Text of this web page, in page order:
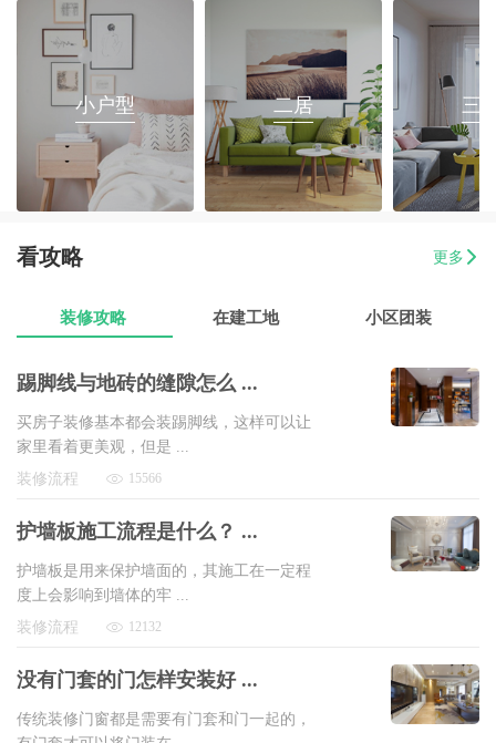
07-17 8万以上
曾女士 新澳城市花园3室1厅1卫 8万以上
07-17 方先生 金源华庭3室2厅1卫 8万以上
07-17 孙先生 海岸万和城4室2厅177平装修 8万以上
07-17
小户型 二居 三
看攻略 更多
装修攻略 在建工地 小区团装
踢脚线与地砖的缝隙怎么 ...
买房子装修基本都会装踢脚线，这样可以让
家里看着更美观，但是 ...
装修流程
15566
护墙板施工流程是什么？ ...
护墙板是用来保护墙面的，其施工在一定程
度上会影响到墙体的牢 ...
装修流程
12132
没有门套的门怎样安装好 ...
传统装修门窗都是需要有门套和门一起的，